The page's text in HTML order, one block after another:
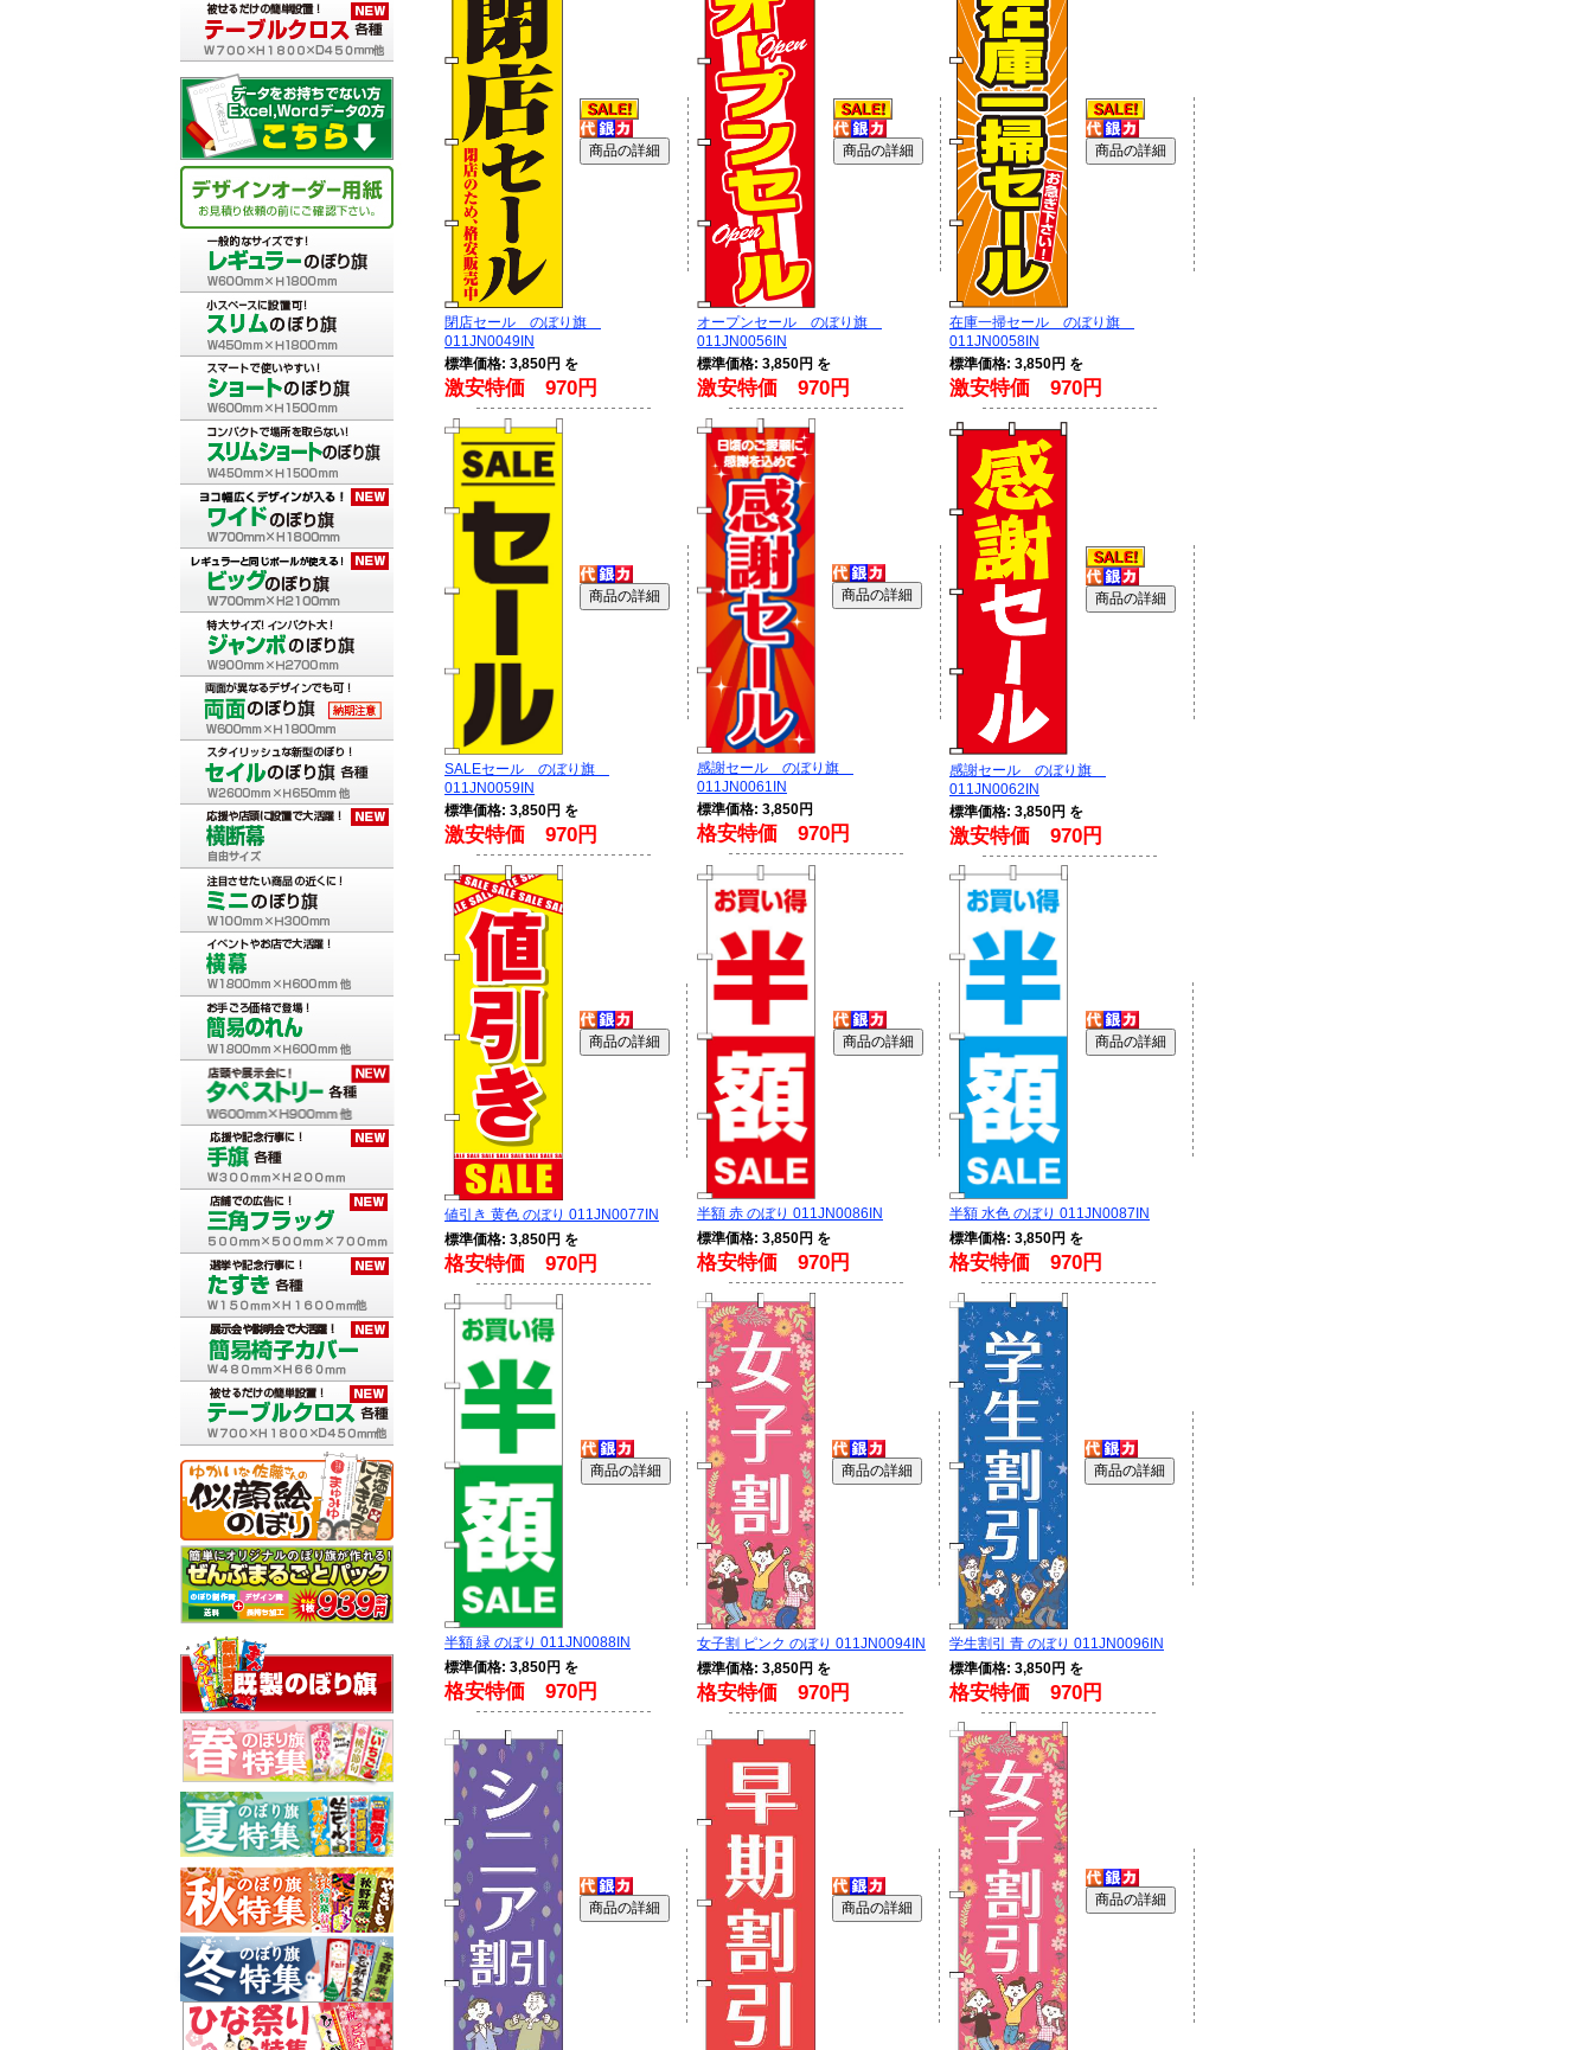
閉店セール のぼり旗
011JN0049IN
標準価格: 3,850円 を
激安特価 970円
オープンセール のぼり旗
011JN0056IN
標準価格: 3,850円 を
激安特価 970円
在庫一掃セール のぼり旗
011JN0058IN
標準価格: 3,850円 を
激安特価 970円
SALEセール のぼり旗
011JN0059IN
標準価格: 3,850円 を
激安特価 970円
感謝セール のぼり旗
011JN0061IN
標準価格: 3,850円
格安特価 970円
感謝セール のぼり旗
011JN0062IN
標準価格: 3,850円 を
激安特価 970円
値引き 黄色 のぼり 011JN0077IN
標準価格: 3,850円 を
格安特価 970円
半額 赤 のぼり 011JN0086IN
標準価格: 3,850円 を
格安特価 970円
半額 水色 のぼり 011JN0087IN
標準価格: 3,850円 を
格安特価 970円
半額 緑 のぼり 011JN0088IN
標準価格: 3,850円 を
格安特価 970円
女子割 ピンク のぼり 011JN0094IN
標準価格: 3,850円 を
格安特価 970円
学生割引 青 のぼり 011JN0096IN
標準価格: 3,850円 を
格安特価 970円